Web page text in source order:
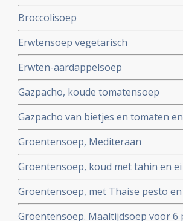
Broccolisoep
Erwtensoep vegetarisch
Erwten-aardappelsoep
Gazpacho, koude tomatensoep
Gazpacho van bietjes en tomaten
Groentensoep, Mediteraan
Groentensoep, koud met tahin en ei
Groentensoep, met Thaise pesto
Groentensoep. Maaltijdsoep voor 6